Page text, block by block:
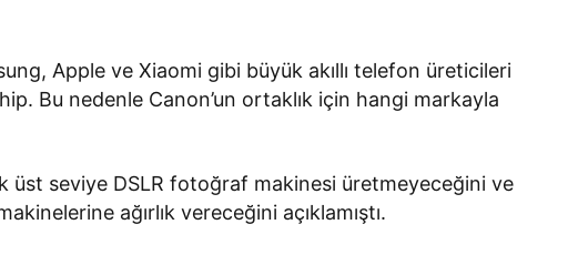
Apple ve Xiaomi gibi büyük akıllı telefon üreticileri
Bu nedenle Canon’un ortaklık için hangi markayla
üst seviye DSLR fotoğraf makinesi üretmeyeceğini ve
ağırlık vereceğini açıklamıştı.